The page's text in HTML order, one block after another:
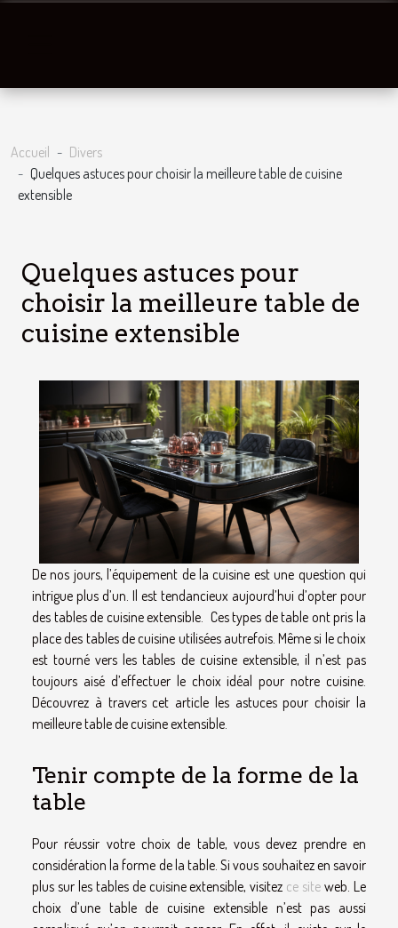
Accueil
Divers
Quelques astuces pour choisir la meilleure table de cuisine
extensible
Quelques astuces pour
choisir la meilleure table de
cuisine extensible
De nos jours, l’équipement de la cuisine est une question qui
intrigue plus d’un. Il est tendancieux aujourd’hui d’opter pour
des tables de cuisine extensible. Ces types de table ont pris la
place des tables de cuisine utilisées autrefois. Même si le choix
est tourné vers les tables de cuisine extensible, il n’est pas
toujours aisé d’effectuer le choix idéal pour notre cuisine.
Découvrez à travers cet article les astuces pour choisir la
meilleure table de cuisine extensible.
Tenir compte de la forme de la
table
Pour réussir votre choix de table, vous devez prendre en
considération la forme de la table. Si vous souhaitez en savoir
plus sur les tables de cuisine extensible, visitez ce site web. Le
choix d’une table de cuisine extensible n’est pas aussi